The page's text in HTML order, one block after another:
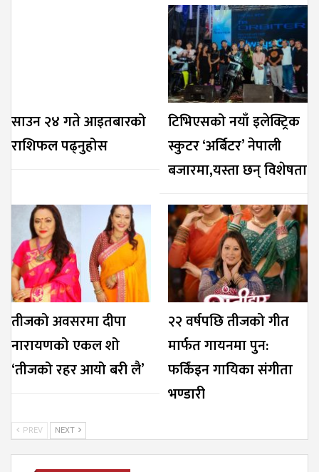
साउन २४ गते आइतबारको
राशिफल पढ्नुहोस
टिभिएसको नयाँ इलेक्ट्रिक
स्कुटर ‘अर्बिटर’ नेपाली
बजारमा,यस्ता छन् विशेषता
तीजको अवसरमा दीपा
नारायणको एकल शो
‘तीजको रहर आयो बरी लै’
२२ वर्षपछि तीजको गीत
मार्फत गायनमा पुन:
फर्किंइन गायिका संगीता
भण्डारी
PREV NEXT